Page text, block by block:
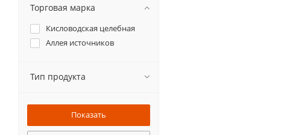
Торговая марка
Кисловодская целебная
Аллея источников
Тип продукта